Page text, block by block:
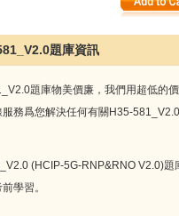
題庫資訊
題庫物美價廉，我們用超低的
務爲您解決任何有關H35-581_V2.0
(HCIP-5G-RNP&RNO V2.0)
學習。